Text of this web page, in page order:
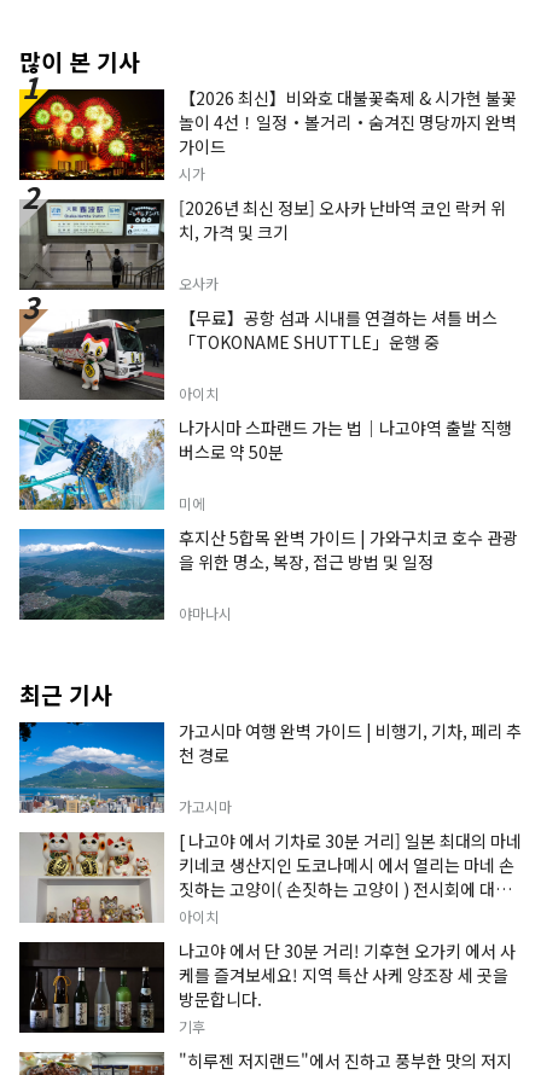
많이 본 기사
【2026 최신】비와호 대불꽃축제 & 시가현 불꽃
놀이 4선！일정・볼거리・숨겨진 명당까지 완벽
가이드
시가
[2026년 최신 정보] 오사카 난바역 코인 락커 위
치, 가격 및 크기
오사카
【무료】공항 섬과 시내를 연결하는 셔틀 버스
「TOKONAME SHUTTLE」운행 중
아이치
나가시마 스파랜드 가는 법｜나고야역 출발 직행
버스로 약 50분
미에
후지산 5합목 완벽 가이드 | 가와구치코 호수 관광
을 위한 명소, 복장, 접근 방법 및 일정
야마나시
최근 기사
가고시마 여행 완벽 가이드 | 비행기, 기차, 페리 추
천 경로
가고시마
[ 나고야 에서 기차로 30분 거리] 일본 최대의 마네
키네코 생산지인 도코나메시 에서 열리는 마네 손
짓하는 고양이( 손짓하는 고양이 ) 전시회에 대한
정보입니다.
아이치
나고야 에서 단 30분 거리! 기후현 오가키 에서 사
케를 즐겨보세요! 지역 특산 사케 양조장 세 곳을
방문합니다.
기후
"히루젠 저지랜드"에서 진하고 풍부한 맛의 저지